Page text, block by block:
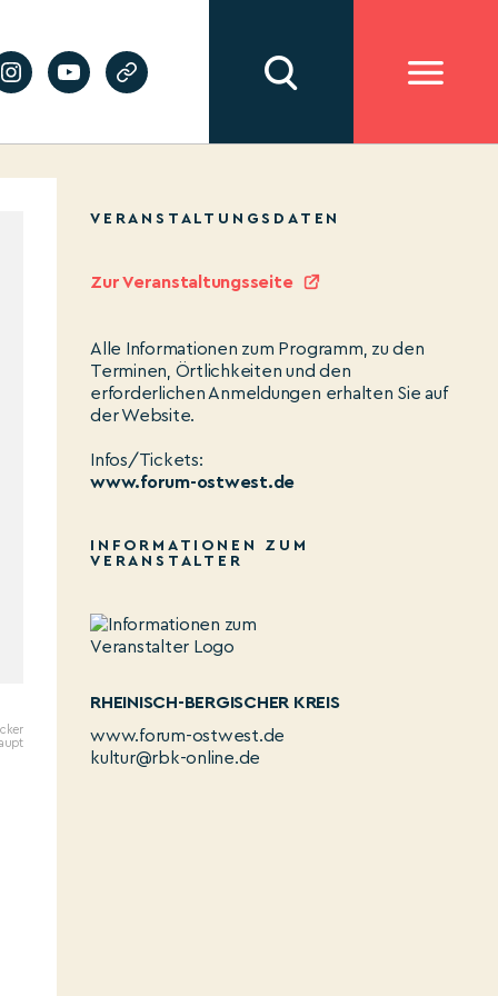
VERANSTALTUNGSDATEN
Zur Veranstaltungsseite
Alle Informationen zum Programm, zu den
Terminen, Örtlichkeiten und den
erforderlichen Anmeldungen erhalten Sie auf
der Website.
Infos/Tickets:
www.forum-ostwest.de
INFORMATIONEN ZUM
VERANSTALTER
RHEINISCH-BERGISCHER KREIS
www.forum-ostwest.de
kultur@rbk-online.de